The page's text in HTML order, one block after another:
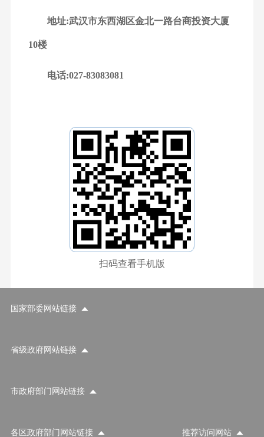
地址:武汉市东西湖区金北一路台商投资大厦
10楼
电话:027-83083081
扫码查看手机版
国家部委网站链接
省级政府网站链接
市政府部门网站链接
各区政府部门网站链接 推荐访问网站